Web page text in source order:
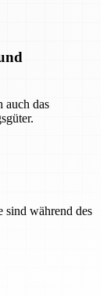
auch das
sind während des